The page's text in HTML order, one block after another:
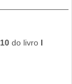
10 do livro I